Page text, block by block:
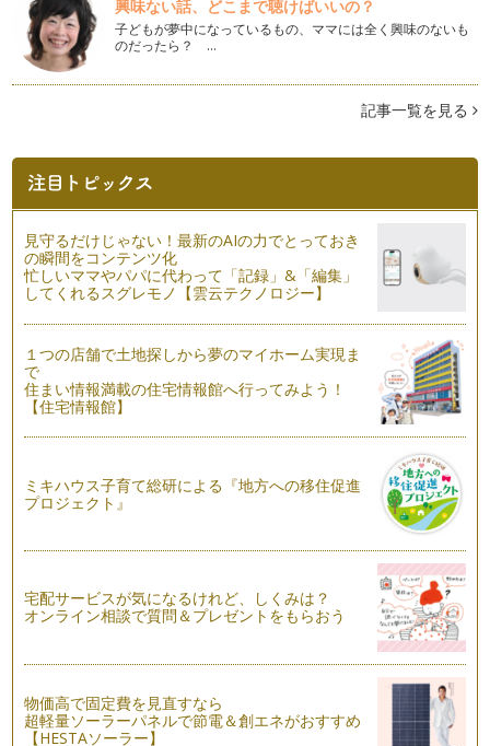
なってくるご家庭も多いのではないで…
カラーでエコLIFE♪
毎日暑いですね。 夏は、ついついエアコンの涼しさに…
いつまでもキレイなママ☆の味方の色
ママとして妻として女性として、やっぱり、いつまでもキレイ
でいたいしキレイでいられたら嬉しい…
頭が良くなる色って？
自分でお洋服選びさせてみませんか？
４月の入園・入学、進級から楽しい連休も終わって新しい環
境に…
GWは家族でお出掛けに行く機会も多いと思います。そんな行
楽シーズンは、『お弁当』 の登場回…
「はじめまして」のお助けカラー
春は子育てママにとって、何かと忙しい季節。転勤やお引越し
での新しい環境。子どもの入園・入学…
私たちは、日常の中で 目を開けている時は、絶えずたくさん
の色に囲まれています。 …
興味ない話、どこまで聴けばいいの？
子どもが夢中になっているもの、ママには全く興味のないも
のだったら？ …
記事一覧を見る
見守るだけじゃない！最新のAIの力でとっておき
の瞬間をコンテンツ化
忙しいママやパパに代わって「記録」&「編集」
してくれるスグレモノ【雲云テクノロジー】
１つの店舗で土地探しから夢のマイホーム実現ま
で
住まい情報満載の住宅情報館へ行ってみよう！
【住宅情報館】
ミキハウス子育て総研による『地方への移住促進
プロジェクト』
宅配サービスが気になるけれど、しくみは？
オンライン相談で質問＆プレゼントをもらおう
物価高で固定費を見直すなら
超軽量ソーラーパネルで節電＆創エネがおすすめ
【HESTAソーラー】